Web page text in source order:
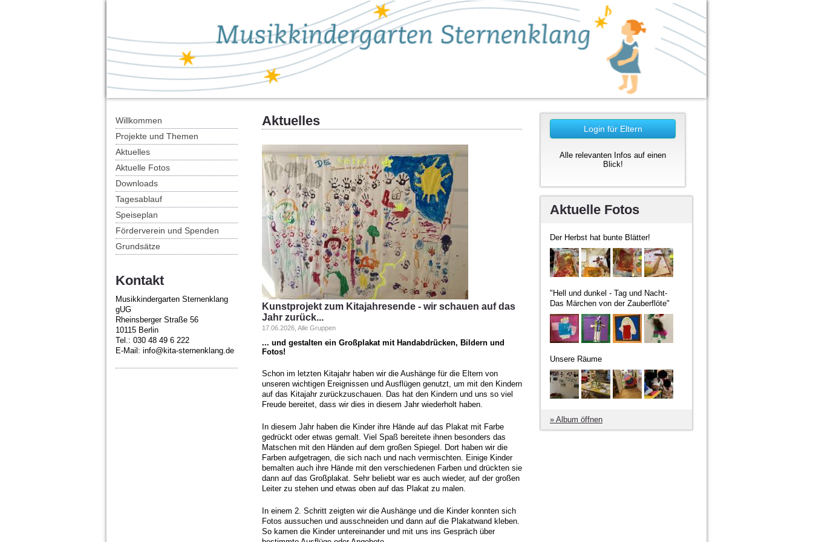
Willkommen
Projekte und Themen
Aktuelles
Aktuelle Fotos
Downloads
Tagesablauf
Speiseplan
Förderverein und Spenden
Grundsätze
Kontakt
Musikkindergarten Sternenklang
gUG
Rheinsberger Straße 56
10115 Berlin
Tel.: 030 48 49 6 222
E-Mail: info@kita-sternenklang.de
Aktuelles
Kunstprojekt zum Kitajahresende - wir schauen auf das
Jahr zurück...
17.06.2026, Alle Gruppen
... und gestalten ein Großplakat mit Handabdrücken, Bildern und
Fotos!
Schon im letzten Kitajahr haben wir die Aushänge für die Eltern von
unseren wichtigen Ereignissen und Ausflügen genutzt, um mit den Kindern
auf das Kitajahr zurückzuschauen. Das hat den Kindern und uns so viel
Freude bereitet, dass wir dies in diesem Jahr wiederholt haben.
In diesem Jahr haben die Kinder ihre Hände auf das Plakat mit Farbe
gedrückt oder etwas gemalt. Viel Spaß bereitete ihnen besonders das
Matschen mit den Händen auf dem großen Spiegel. Dort haben wir die
Farben aufgetragen, die sich nach und nach vermischten. Einige Kinder
bemalten auch ihre Hände mit den verschiedenen Farben und drückten sie
dann auf das Großplakat. Sehr beliebt war es auch wieder, auf der großen
Leiter zu stehen und etwas oben auf das Plakat zu malen.
In einem 2. Schritt zeigten wir die Aushänge und die Kinder konnten sich
Fotos aussuchen und ausschneiden und dann auf die Plakatwand kleben.
So kamen die Kinder untereinander und mit uns ins Gespräch über
Login für Eltern
Alle relevanten Infos auf einen
Blick!
Aktuelle Fotos
Der Herbst hat bunte Blätter!
"Hell und dunkel - Tag und Nacht-
Das Märchen von der Zauberflöte"
Unsere Räume
» Album öffnen